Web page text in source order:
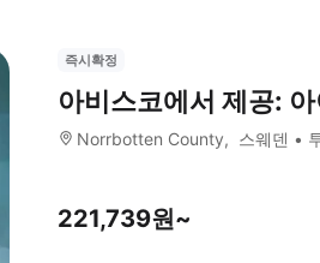
즉시확정
아비스코에서 제공:
Norrbotten County 스웨덴
221,739원~